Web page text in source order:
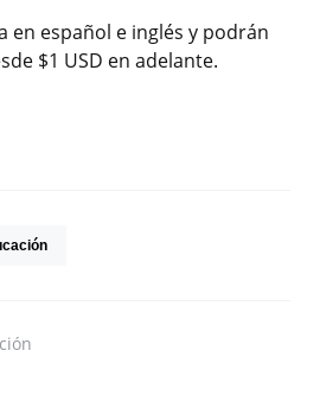
en español e inglés y podrán
$1 USD en adelante.